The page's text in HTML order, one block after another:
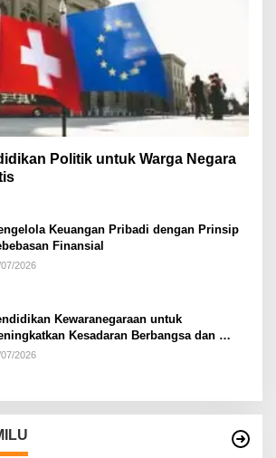
Politik untuk Warga Negara
Keuangan Pribadi dengan Prinsip
Finansial
2026
Kewaranegaraan untuk
Kesadaran Berbangsa dan
di…
2026